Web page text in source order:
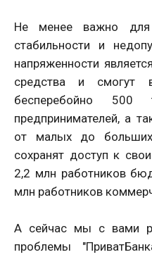
Не менее важно для
стабильности и
напряженности
средства и смогут
бесперебойно 500
предпринимателей, а
от малых до
сохранят доступ к
2,2 млн работников
млн работников
А сейчас мы с вами
проблемы